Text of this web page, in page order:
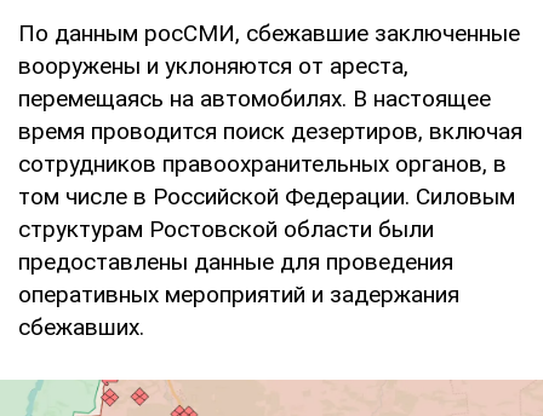
По данным росСМИ, сбежавшие заключенные
вооружены и уклоняются от ареста,
перемещаясь на автомобилях. В настоящее
время проводится поиск дезертиров, включая
сотрудников правоохранительных органов, в
том числе в Российской Федерации. Силовым
структурам Ростовской области были
предоставлены данные для проведения
оперативных мероприятий и задержания
сбежавших.